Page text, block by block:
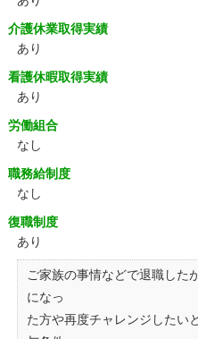
介護休業取得実績
あり
看護休暇取得実績
あり
労働組合
なし
職務給制度
なし
復職制度
あり
ご家族の事情などで退職した
になっ
た方や再度チャレンジしたい